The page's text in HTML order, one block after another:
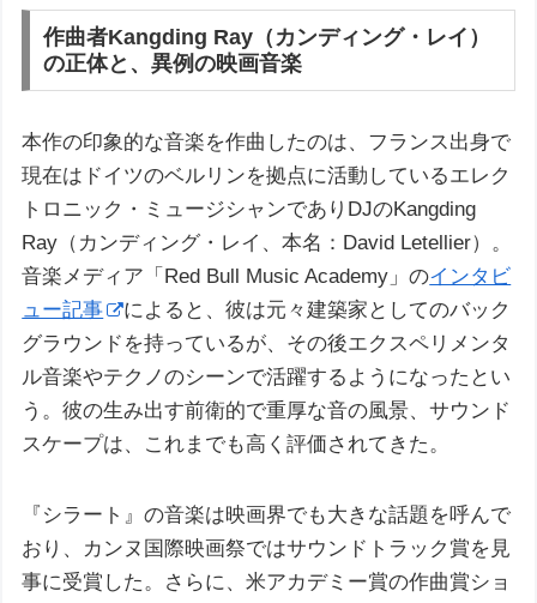
作曲者Kangding Ray（カンディング・レイ）
の正体と、異例の映画音楽
本作の印象的な音楽を作曲したのは、フランス出身で
現在はドイツのベルリンを拠点に活動しているエレク
トロニック・ミュージシャンでありDJのKangding
Ray（カンディング・レイ、本名：David Letellier）。
音楽メディア「Red Bull Music Academy」のインタビ
ュー記事
によると、彼は元々建築家としてのバック
グラウンドを持っているが、その後エクスペリメンタ
ル音楽やテクノのシーンで活躍するようになったとい
う。彼の生み出す前衛的で重厚な音の風景、サウンド
スケープは、これまでも高く評価されてきた。
『シラート』の音楽は映画界でも大きな話題を呼んで
おり、カンヌ国際映画祭ではサウンドトラック賞を見
事に受賞した。さらに、米アカデミー賞の作曲賞ショ